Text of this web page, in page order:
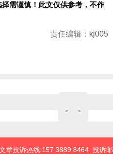
需谨慎！此文仅供参考，不作
责任编辑：kj005
章投诉热线:157 3889 8464 投诉邮